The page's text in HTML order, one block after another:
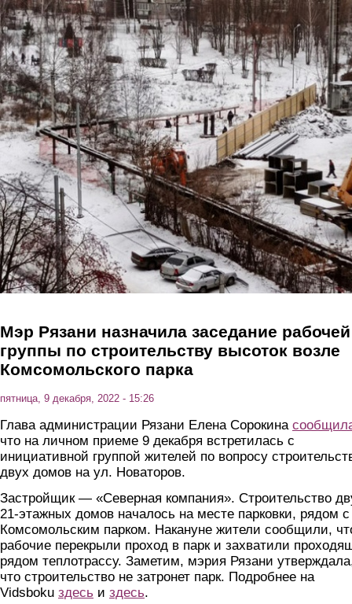
Перейти к основному содержанию
Мэр Рязани назначила заседание рабочей
группы по строительству высоток возле
Комсомольского парка
пятница, 9 декабря, 2022 - 15:26
Глава администрации Рязани Елена Сорокина
что на личном приеме 9 декабря встретилась с
инициативной группой жителей по вопросу
двух домов на ул. Новаторов.
Застройщик — «Северная компания». Строительство
21-этажных домов началось на месте парковки, рядом с
Комсомольским парком. Накануне жители сообщили,
рабочие перекрыли проход в парк и захватили
рядом теплотрассу. Заметим, мэрия Рязани
что строительство не затронет парк. Подробнее на
Vidsboku здесь и здесь.